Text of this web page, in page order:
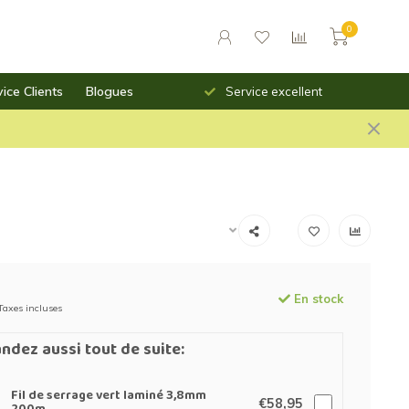
0
Clients Blogues
rapide Service excellent
incluses
En stock
aussi tout de suite:
Fil de serrage vert laminé 3,8mm €58,95